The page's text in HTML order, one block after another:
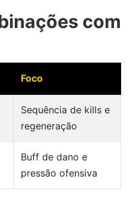
com
Foco
Sequência de kills e
regeneração
Buff de dano e
pressão ofensiva